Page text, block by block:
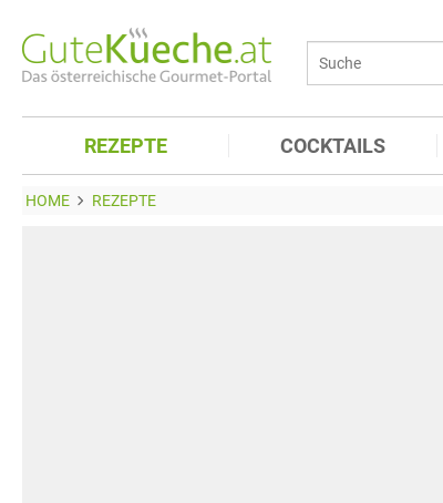
REZEPTE COCKTAILS
HOME REZEPTE